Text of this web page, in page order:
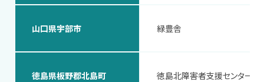
山口県宇部市 緑豊舎
徳島県板野郡北島町 徳島北障害者支援センター